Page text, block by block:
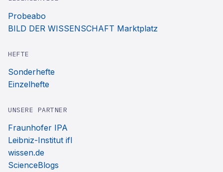
Probeabo
BILD DER WISSENSCHAFT Marktplatz
HEFTE
Sonderhefte
Einzelhefte
UNSERE PARTNER
Fraunhofer IPA
Leibniz-Institut ifl
wissen.de
ScienceBlogs